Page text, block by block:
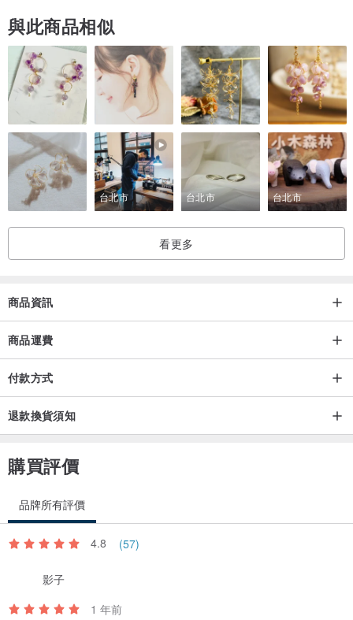
與此商品相似
台北市 台北市 台北市
看更多
商品資訊
商品運費
付款方式
退款換貨須知
購買評價
品牌所有評價
4.8 (57)
影子
1 年前